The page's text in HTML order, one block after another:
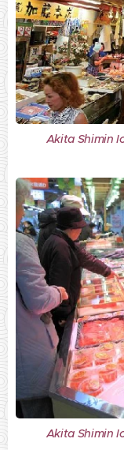
Akita Shimin
Akita Shimin